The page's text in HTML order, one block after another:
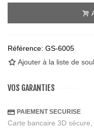
Référence: GS-6005
Ajouter à la liste de
VOS GARANTIES
PAIEMENT SECURISE
Carte bancaire 3D